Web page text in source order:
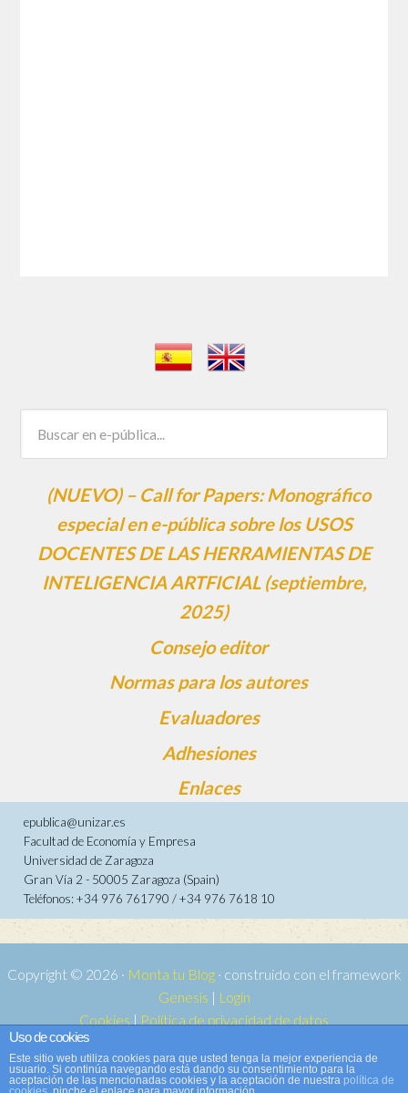
(NUEVO) – Call for Papers: Monográfico
especial en e-pública sobre los USOS
DOCENTES DE LAS HERRAMIENTAS DE
INTELIGENCIA ARTFICIAL (septiembre,
2025)
Consejo editor
Normas para los autores
Evaluadores
Adhesiones
Enlaces
epublica@unizar.es
Facultad de Economía y Empresa
Universidad de Zaragoza
Gran Vía 2 - 50005 Zaragoza (Spain)
Teléfonos: +34 976 761790 / +34 976 7618 10
Copyright © 2026 · Monta tu Blog· construido con el framework
Genesis | Login
Cookies | Política de privacidad de datos
Copyright © 2026 ·
WordPress·Acceder
Uso de cookies
Este sitio web utiliza cookies para que usted tenga la mejor experiencia de
usuario. Si continúa navegando está dando su consentimiento para la
aceptación de las mencionadas cookies y la aceptación de nuestra política de